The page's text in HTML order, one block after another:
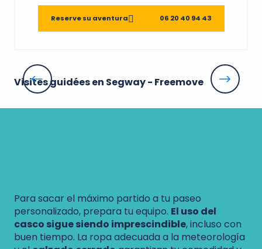
Reserve su aventura 06 20 40 94 43
Visites guidées en Segway - Freemove
Para sacar el máximo partido a tu paseo
personalizado, prepara tu equipo. El uso del
casco sigue siendo imprescindible, incluso con
buen tiempo. La ropa adecuada a la meteorología